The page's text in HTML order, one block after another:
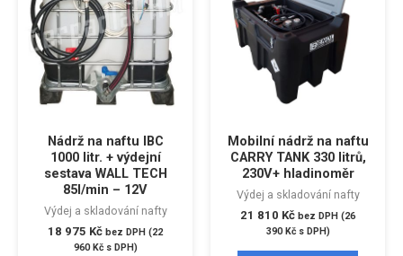
Nádrž na naftu IBC
1000 litr. + výdejní
sestava WALL TECH
85l/min – 12V
Výdej a skladování nafty
18 975 Kč bez DPH (22
960Kčs DPH)
Mobilní nádrž na naftu
CARRY TANK 330 litrů,
230V+ hladinoměr
Výdej a skladování nafty
21 810 Kč bez DPH (26
390Kčs DPH)